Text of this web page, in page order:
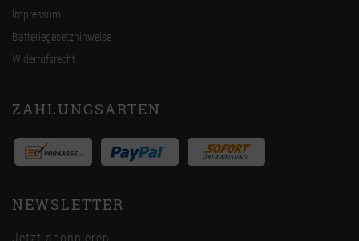
Impressum
Batteriegesetzhinweise
Widerrufsrecht
ZAHLUNGSARTEN
NEWSLETTER
Jetzt abonnieren